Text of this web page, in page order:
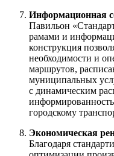
Информационная
Павильон
рамами и
конструкция
необходимости и
маршрутов,
муниципальных
с динамическим
городскому
Экономическая
Благодаря